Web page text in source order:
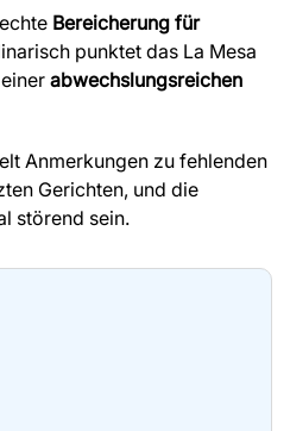
Bereicherung für
punktet das La Mesa
abwechslungsreichen
Anmerkungen zu fehlenden
Gerichten, und die
störend sein.